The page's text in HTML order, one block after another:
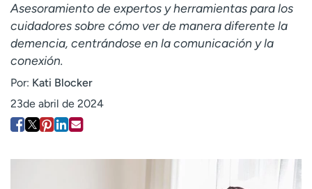
Dar
Carreras
Inicie sesión en My Health Connection
Acerca de UCHealth
Ready. Set. CO.
Asesoramiento de expertos y herramientas para los
cuidadores sobre cómo ver de manera diferente la
demencia, centrándose en la comunicación y la
conexión.
Por: Kati Blocker
23de abril de 2024